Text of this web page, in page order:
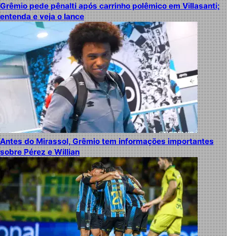
Grêmio pede pênalti após carrinho polêmico em Villasanti;
entenda e veja o lance
Antes do Mirassol, Grêmio tem informações importantes
sobre Pérez e Willian